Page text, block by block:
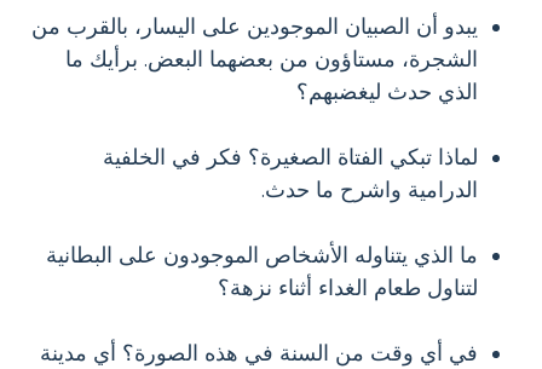
يبدو أن الصبيان الموجودين على اليسار، بالقرب من
الشجرة، مستاؤون من بعضهما البعض. برأيك ما
الذي حدث ليغضبهم؟
لماذا تبكي الفتاة الصغيرة؟ فكر في الخلفية
الدرامية واشرح ما حدث.
ما الذي يتناوله الأشخاص الموجودون على البطانية
لتناول طعام الغداء أثناء نزهة؟
في أي وقت من السنة في هذه الصورة؟ أي مدينة